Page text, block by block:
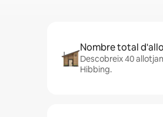
Nombre total
Descobreix 40
Hibbing.